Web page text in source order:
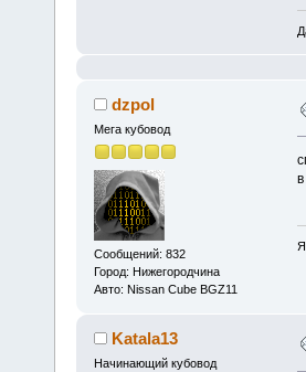
dzpol
Мега кубовод
Сообщений: 832
Город: Нижегородчина
Авто: Nissan Cube BGZ11
Я
Katala13
Начинающий кубовод